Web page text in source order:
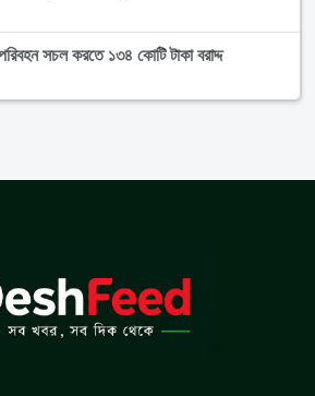
সচল করতে ১৩৪ কোটি টাকা বরাদ্দ